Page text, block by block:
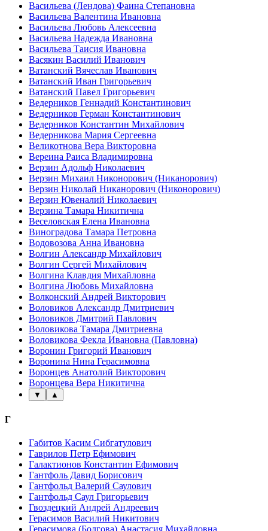
Васильева (Лендова) Фаина Степановна
Васильева Валентина Ивановна
Васильева Любовь Алексеевна
Васильева Надежда Ивановна
Васильева Таисия Ивановна
Васякин Василий Иванович
Ватанский Вячеслав Иванович
Ватанский Иван Григорьевич
Ватанский Павел Григорьевич
Ведерников Геннадий Константинович
Ведерников Герман Константинович
Ведерников Константин Михайлович
Ведерникова Мария Сергеевна
Великотнова Вера Викторовна
Вереина Раиса Владимировна
Верзин Адольф Николаевич
Верзин Михаил Никонорович (Никанорович)
Верзин Николай Никанорович (Никонорович)
Верзин Ювеналий Николаевич
Верзина Тамара Никитична
Веселовская Елена Ивановна
Виноградова Тамара Петровна
Водовозова Анна Ивановна
Волгин Александр Михайлович
Волгин Сергей Михайлович
Волгина Клавдия Михайловна
Волгина Любовь Михайловна
Волконский Андрей Викторович
Воловиков Александр Дмитриевич
Воловиков Дмитрий Павлович
Воловикова Тамара Дмитриевна
Воловикова Фекла Ивановна (Павловна)
Воронин Григорий Иванович
Воронина Нина Герасимовна
Воронцев Анатолий Викторович
Воронцева Вера Никитична
▼ ▲
Г
Габитов Касим Сибгатулович
Гаврилов Петр Ефимович
Галактионов Константин Ефимович
Гантфоль Давид Борисович
Гантфольд Валерий Саулович
Гантфольд Саул Григорьевич
Гвоздецкий Андрей Андреевич
Герасимов Василий Никитович
Герасимова (Болгова) Анастасия Михайловна